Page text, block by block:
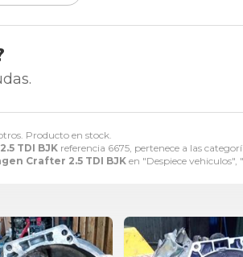
Producto en stock.
TDI BJK referencia 6675, pertenece a las
Crafter 2.5 TDI BJK en "Despiece vehiculos",